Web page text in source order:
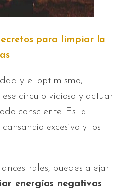
para limpiar la
y el optimismo,
círculo vicioso y actuar
consciente. Es la
excesivo y los
puedes alejar
energías negativas